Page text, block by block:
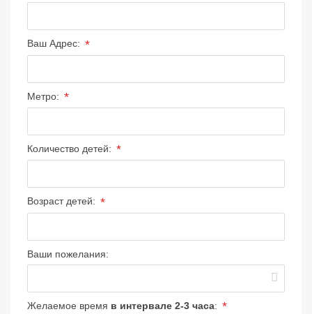
Ваш Адрес: *
Метро: *
Количество детей: *
Возраст детей: *
Ваши пожелания:
Желаемое время в интервале 2-3 часа: *